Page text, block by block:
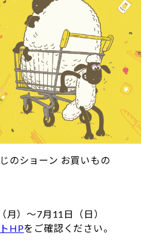
のショーン お買いもの
）～7月11日（日）
HPをご確認ください。